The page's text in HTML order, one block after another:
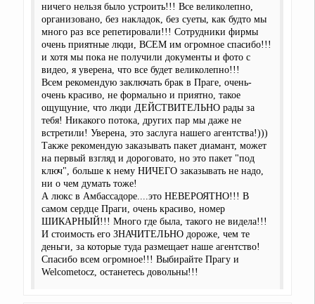
ничего нельзя было устроить!!! Все великолепно,
организовано, без накладок, без суеты, как будто мы
много раз все репетировали!!! Сотрудники фирмы
очень приятные люди, ВСЕМ им огромное спасибо!!!
и хотя мы пока не получили документы и фото с
видео, я уверена, что все будет великолепно!!!
Всем рекомендую заключать брак в Праге, очень-
очень красиво, не формально и приятно, такое
ощущуние, что люди ДЕЙСТВИТЕЛЬНО рады за
тебя! Никакого потока, других пар мы даже не
встретили! Уверена, это заслуга нашего агентства!)))
Также рекомендую заказывать пакет диамант, может
на первый взгляд и дороговато, но это пакет "под
ключ", больше к нему НИЧЕГО заказывать не надо,
ни о чем думать тоже!
А люкс в Амбассадоре....это НЕВЕРОЯТНО!!! В
самом сердце Праги, очень красиво, номер
ШИКАРНЫЙ!!! Много где была, такого не видела!!!
И стоимость его ЗНАЧИТЕЛЬНО дороже, чем те
деньги, за которые туда размещает наше агентство!
Спасибо всем огромное!!! Выбирайте Прагу и
Welcometocz, останетесь довольны!!!